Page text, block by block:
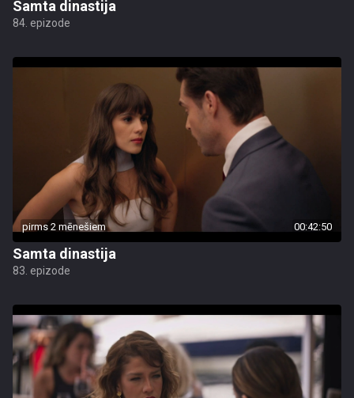
Samta dinastija
84. epizode
pirms 2 mēnešiem 00:42:50
Samta dinastija
83. epizode